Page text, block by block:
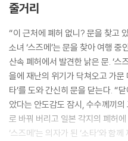
줄거리
“이 근처에 폐허 없니? 문을 찾고
소녀 ‘스즈메’는 문을 찾아 여행 중
산속 폐허에서 발견한 낡은 문. ‘스
을에 재난의 위기가 닥쳐오고 가문
타’를 도와 간신히 문을 닫는다. “
았다는 안도감도 잠시, 수수께끼의
로 바꿔 버리고 일본 각지의 폐허
‘스즈메’는 의자가 된 ‘소타’와 함